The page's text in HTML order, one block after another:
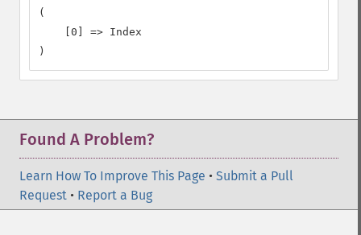
(
    [0] => Index
)
Found A Problem?
Learn How To Improve This Page • Submit a Pull
Request • Report a Bug